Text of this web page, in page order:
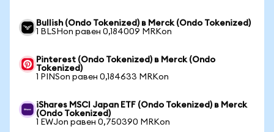
Bullish (Ondo Tokenized) в Merck (Ondo Tokenized)
1 BLSHon равен 0,184009 MRKon
Pinterest (Ondo Tokenized) в Merck (Ondo
Tokenized)
1 PINSon равен 0,184633 MRKon
iShares MSCI Japan ETF (Ondo Tokenized) в Merck
(Ondo Tokenized)
1 EWJon равен 0,750390 MRKon